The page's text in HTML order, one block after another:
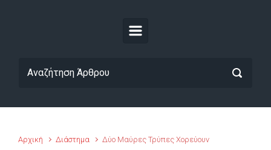
Αρχική Διάστημα Δύο Μαύρες Τρύπες Χορεύουν